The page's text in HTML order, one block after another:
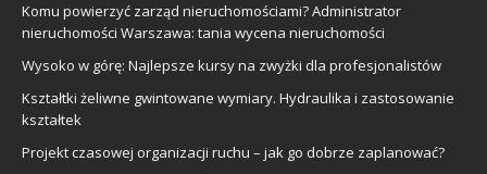
Komu powierzyć zarząd nieruchomościami? Administrator
nieruchomości Warszawa: tania wycena nieruchomości
Wysoko w górę: Najlepsze kursy na zwyżki dla profesjonalistów
Kształtki żeliwne gwintowane wymiary. Hydraulika i zastosowanie
kształtek
Projekt czasowej organizacji ruchu – jak go dobrze zaplanować?